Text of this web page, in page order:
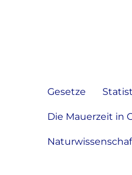
Gesetze
Die Mauerzeit in